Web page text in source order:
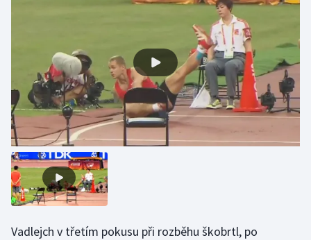
Házená
Jezdectví
Judo
Krasobruslení
Lezení
Lyže a snowboard
Vadlejch v třetím pokusu při rozběhu škobrtl, po